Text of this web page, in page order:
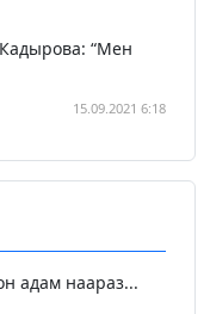
“Мен
15.09.2021 6:18
адам наараз...